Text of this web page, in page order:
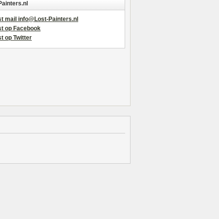
mail info@Lost-Painters.nl
op Facebook
op Twitter